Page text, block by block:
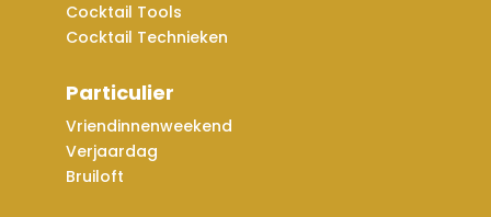
Cocktail Tools
Cocktail Technieken
Particulier
Vriendinnenweekend
Verjaardag
Bruiloft